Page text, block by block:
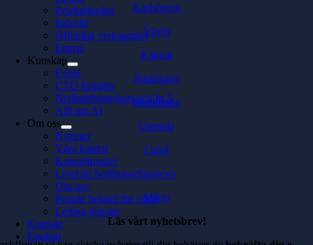
Produktbolag
Industri
Offentlig verksamhet
Energi
Kunskap
Event
CTO Insights
Nedladdningsbart och In 5
Allt om AI
Om oss
Nyheter
Våra kontor
Konsultquizet
Livet på Softhouse
Om oss
People behind the code
Lediga tjänster
Kontakt
English
Karlshamn
Växjö
Kalmar
Jönköping
Stockholm
Uppsala
Luleå
Sarajevo
Milou
Läs vårt nyhetsbrev!